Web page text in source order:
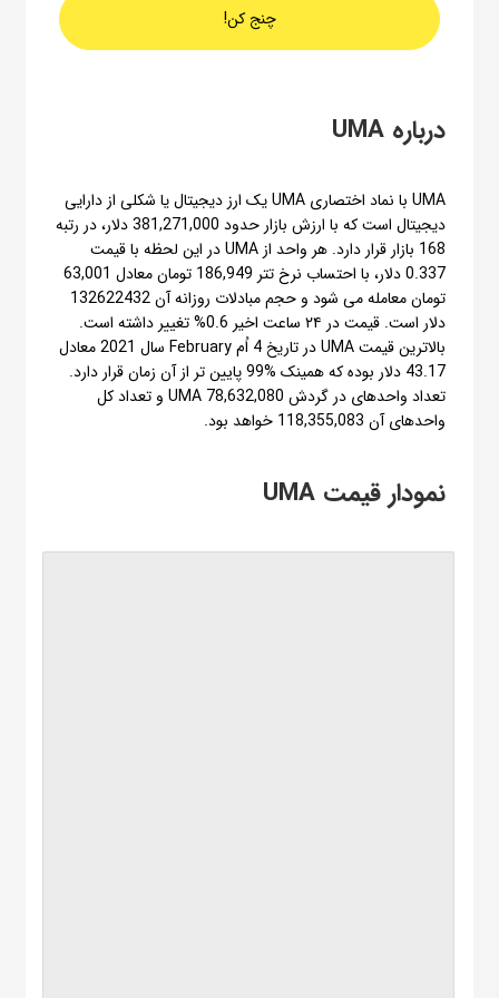
چنج کن!
درباره UMA
UMA با نماد اختصاری UMA یک ارز دیجیتال یا شکلی از دارایی
دیجیتال است که با ارزش بازار حدود 381,271,000 دلار، در رتبه
168 بازار قرار دارد. هر واحد از UMA در این لحظه با قیمت
0.337 دلار، با احتساب نرخ تتر 186,949 تومان معادل 63,001
تومان معامله می شود و حجم مبادلات روزانه آن 132622432
دلار است. قیمت در ۲۴ ساعت اخیر 0.6% تغییر داشته است.
بالاترین قیمت UMA در تاریخ 4 اُم February سال 2021 معادل
43.17 دلار بوده که همینک %99 پایین تر از آن زمان قرار دارد.
تعداد واحدهای در گردش UMA 78,632,080 و تعداد کل
واحدهای آن 118,355,083 خواهد بود.
نمودار قیمت UMA